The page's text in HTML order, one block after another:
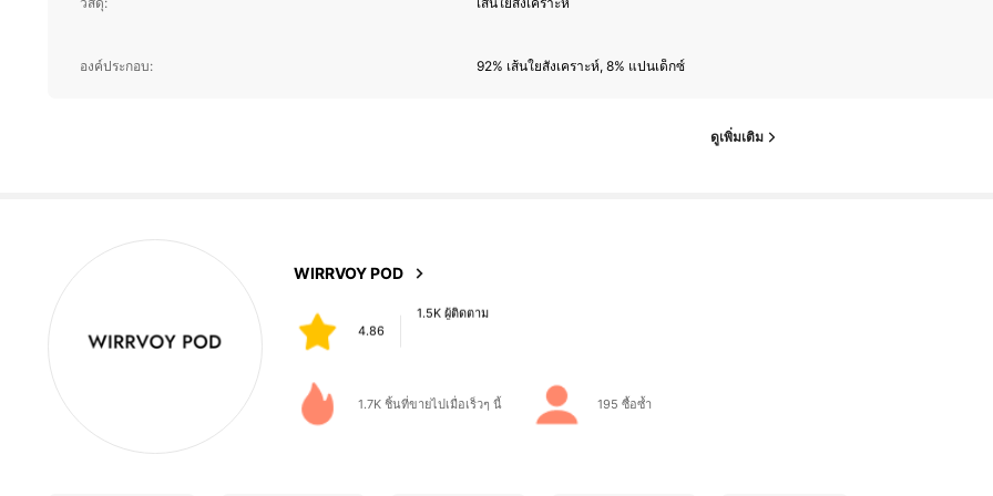
องค์ประกอบ: 92% เส้นใยสังเคราะห์, 8% แปนเด็กซ์
ดูเพิ่มเติม
WIRRVOY POD
4.86
a***s
1.7K ชิ้นที่ขายไปเมื่อเร็วๆ นี้ 195 ซื้อซ้ำ